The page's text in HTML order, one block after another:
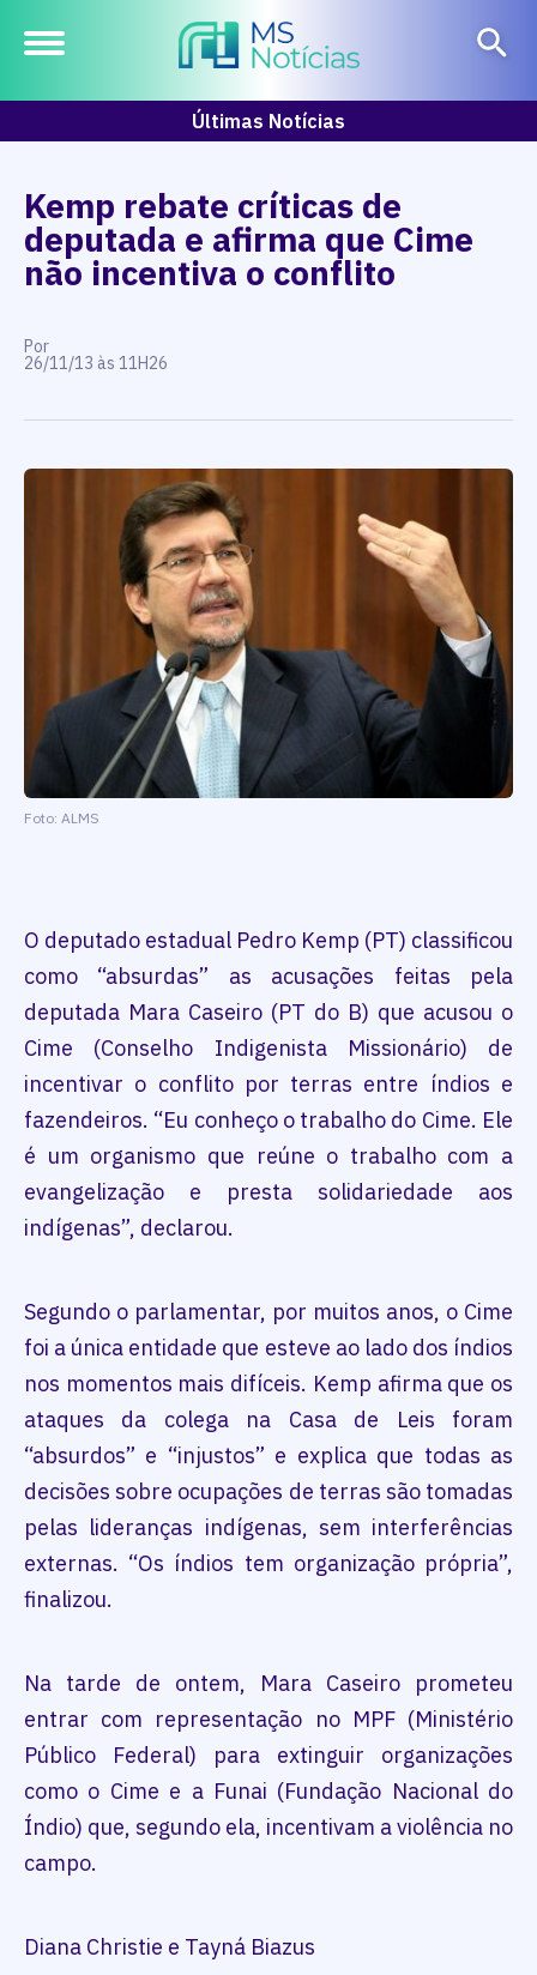
Últimas Notícias
Kemp rebate críticas de
deputada e afirma que Cime
não incentiva o conflito
Por
26/11/13 às 11H26
Foto: ALMS
O deputado estadual Pedro Kemp (PT) classificou
como “absurdas” as acusações feitas pela
deputada Mara Caseiro (PT do B) que acusou o
Cime (Conselho Indigenista Missionário) de
incentivar o conflito por terras entre índios e
fazendeiros. “Eu conheço o trabalho do Cime. Ele
é um organismo que reúne o trabalho com a
evangelização e presta solidariedade aos
indígenas”, declarou.
Segundo o parlamentar, por muitos anos, o Cime
foi a única entidade que esteve ao lado dos índios
nos momentos mais difíceis. Kemp afirma que os
ataques da colega na Casa de Leis foram
“absurdos” e “injustos” e explica que todas as
decisões sobre ocupações de terras são tomadas
pelas lideranças indígenas, sem interferências
externas. “Os índios tem organização própria”,
finalizou.
Na tarde de ontem, Mara Caseiro prometeu
entrar com representação no MPF (Ministério
Público Federal) para extinguir organizações
como o Cime e a Funai (Fundação Nacional do
Índio) que, segundo ela, incentivam a violência no
campo.
Diana Christie e Tayná Biazus